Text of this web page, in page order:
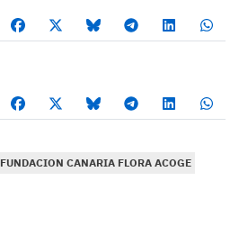
FUNDACION CANARIA FLORA ACOGE